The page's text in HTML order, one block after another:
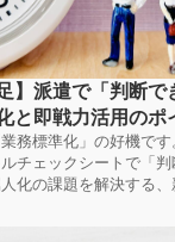
】派遣で「判断
と即戦力活用のポ
ッフ
務標準化」の好機です
チェックシートで「
化の課題を解決する、